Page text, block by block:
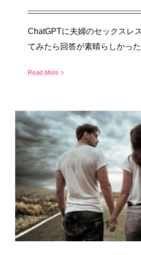
ChatGPTに夫婦のセックスレ
てみたら回答が素晴らしかった
Read More